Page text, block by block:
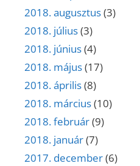
2018. augusztus(3)
2018. július(3)
2018. június(4)
2018. május(17)
2018. április(8)
2018. március(10)
2018. február(9)
2018. január(7)
2017. december(6)